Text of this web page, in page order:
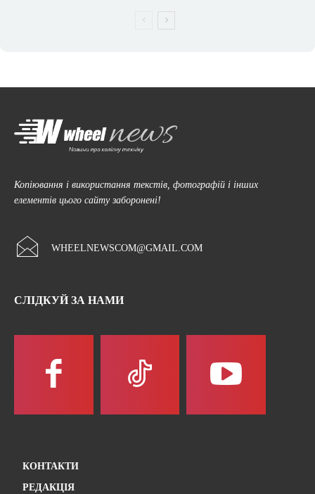
Копіювання і використання текстів, фотографій і інших
елементів цього сайту заборонені!
WHEELNEWSCOM@GMAIL.COM
СЛІДКУЙ ЗА НАМИ
КОНТАКТИ
РЕДАКЦІЯ